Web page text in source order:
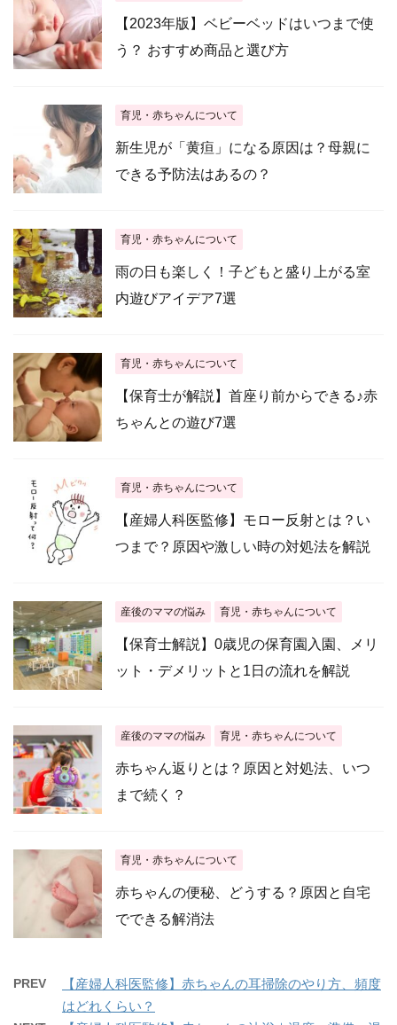
【2023年版】ベビーベッドはいつまで使
う？ おすすめ商品と選び方
育児・赤ちゃんについて
新生児が「黄疸」になる原因は？母親に
できる予防法はあるの？
育児・赤ちゃんについて
雨の日も楽しく！子どもと盛り上がる室
内遊びアイデア7選
育児・赤ちゃんについて
【保育士が解説】首座り前からできる♪赤
ちゃんとの遊び7選
育児・赤ちゃんについて
【産婦人科医監修】モロー反射とは？い
つまで？原因や激しい時の対処法を解説
産後のママの悩み 育児・赤ちゃんについて
【保育士解説】0歳児の保育園入園、メリ
ット・デメリットと1日の流れを解説
産後のママの悩み 育児・赤ちゃんについて
赤ちゃん返りとは？原因と対処法、いつ
まで続く？
育児・赤ちゃんについて
赤ちゃんの便秘、どうする？原因と自宅
でできる解消法
PREV
【産婦人科医監修】赤ちゃんの耳掃除のやり方、頻度
はどれくらい？